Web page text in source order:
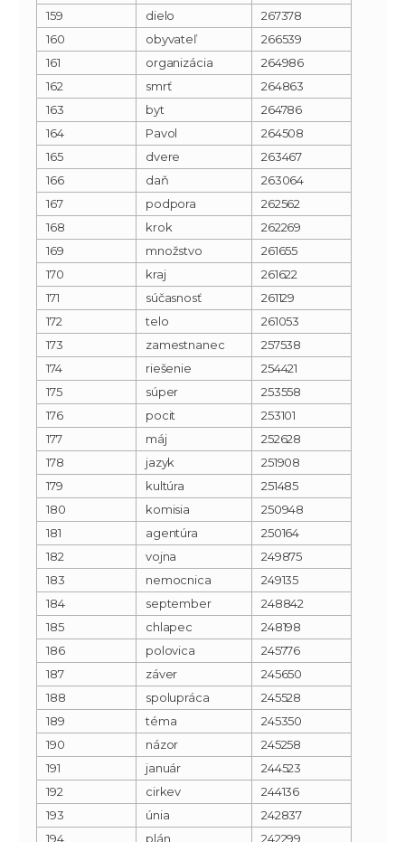
159
dielo
267378
160
obyvateľ
266539
161
organizácia
264986
162
smrť
264863
163
byt
264786
164
Pavol
264508
165
dvere
263467
166
daň
263064
167
podpora
262562
168
krok
262269
169
množstvo
261655
170
kraj
261622
171
súčasnosť
261129
172
telo
261053
173
zamestnanec
257538
174
riešenie
254421
175
súper
253558
176
pocit
253101
177
máj
252628
178
jazyk
251908
179
kultúra
251485
180
komisia
250948
181
agentúra
250164
182
vojna
249875
183
nemocnica
249135
184
september
248842
185
chlapec
248198
186
polovica
245776
187
záver
245650
188
spolupráca
245528
189
téma
245350
190
názor
245258
191
január
244523
192
cirkev
244136
193
únia
242837
194
plán 242299